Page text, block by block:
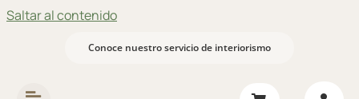
Saltar al contenido
Conoce nuestro servicio de interiorismo